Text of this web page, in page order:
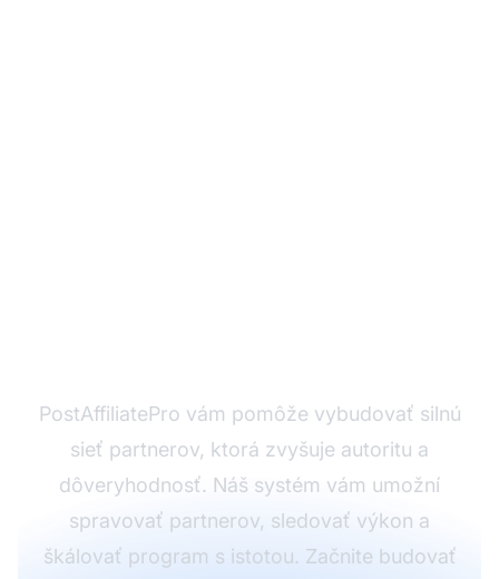
PostAffiliatePro vám pomôže vybudovať silnú
sieť partnerov, ktorá zvyšuje autoritu a
dôveryhodnosť. Náš systém vám umožní
spravovať partnerov, sledovať výkon a
škálovať program s istotou. Začnite budovať